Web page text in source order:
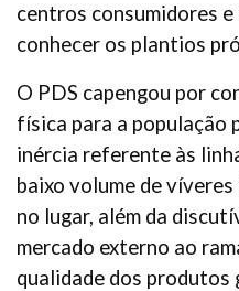
centros consumidores
conhecer os plantios
O PDS capengou por
física para a população
inércia referente às
baixo volume de
no lugar, além da
mercado externo ao
qualidade dos produtos